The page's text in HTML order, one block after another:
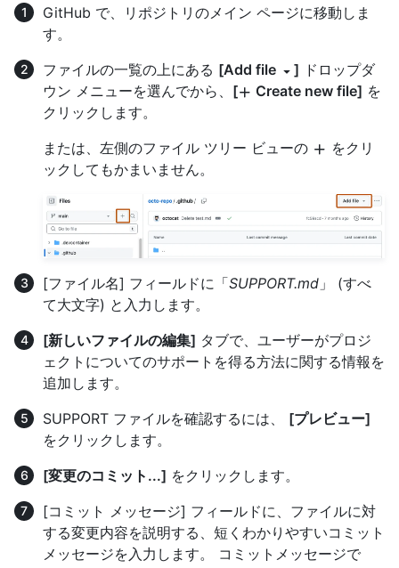
GitHub で、リポジトリのメイン ページに移動しま
す。
ファイルの一覧の上にある [Add file ] ドロップダ
ウン メニューを選んでから、 [ Create new file] を
クリックします。
または、左側のファイル ツリー ビューの
をクリ
ックしてもかまいません。
[ファイル名] フィールドに「SUPPORT.md 」 (すべ
て大文字) と入力します。
[新しいファイルの編集] タブで、ユーザーがプロジ
ェクトについてのサポートを得る方法に関する情報を
追加します。
SUPPORT ファイルを確認するには、 [プレビュー]
をクリックします。
[変更のコミット...] をクリックします。
[コミット メッセージ] フィールドに、ファイルに対
する変更内容を説明する、短くわかりやすいコミット
メッセージを入力します。 コミットメッセージで